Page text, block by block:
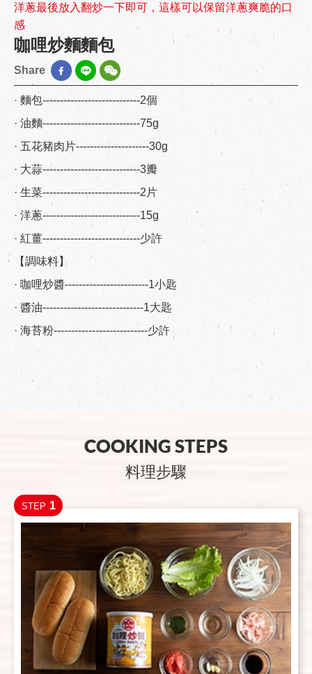
洋蔥最後放入翻炒一下即可，這樣可以保留洋蔥爽脆的口
感
咖哩炒麵麵包
Share
· 麵包----------------------------2個
· 油麵----------------------------75g
· 五花豬肉片---------------------30g
· 大蒜----------------------------3瓣
· 生菜----------------------------2片
· 洋蔥----------------------------15g
· 紅薑----------------------------少許
【調味料】
· 咖哩炒醬------------------------1小匙
· 醬油-----------------------------1大匙
· 海苔粉---------------------------少許
COOKING STEPS
料理步驟
STEP 1